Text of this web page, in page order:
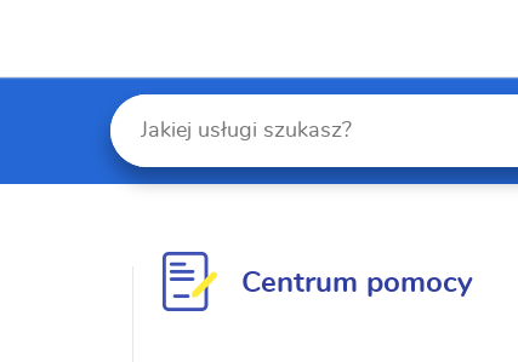
Centrum pomocy